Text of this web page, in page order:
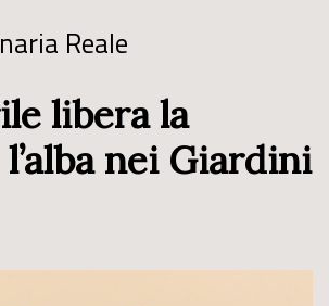
Reale
libera la
nei Giardini